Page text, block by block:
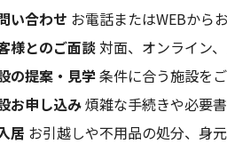
い合わせ お電話またはWEBから
様とのご面談対面、オンライン
の提案・見学条件に合う施設を
お申し込み煩雑な手続きや必要
居 お引越しや不用品の処分、身